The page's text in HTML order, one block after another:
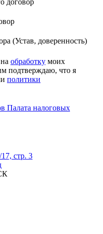
(Устав, доверенность)
обработку моих
подтверждаю, что я
политики
Палата налоговых
стр. 3